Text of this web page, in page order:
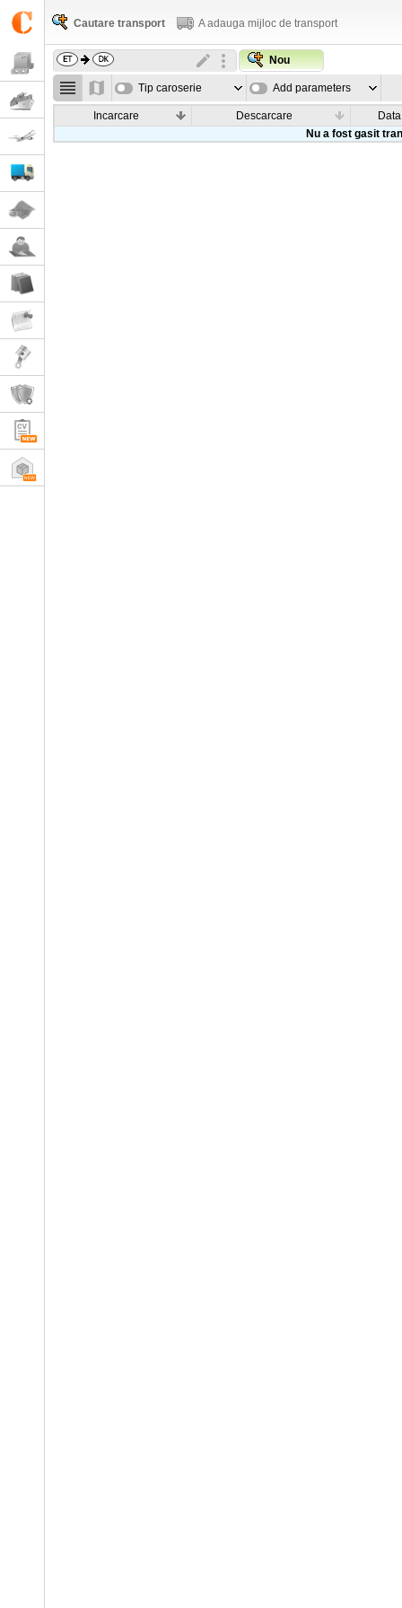
Cautare transport A adauga mijloc de transport
Nou
Tip caroserie Add parameters
Incarcare Descarcare
Data
Nu a fost gasit